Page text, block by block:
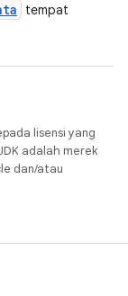
tempat
lisensi yang
adalah merek
dan/atau